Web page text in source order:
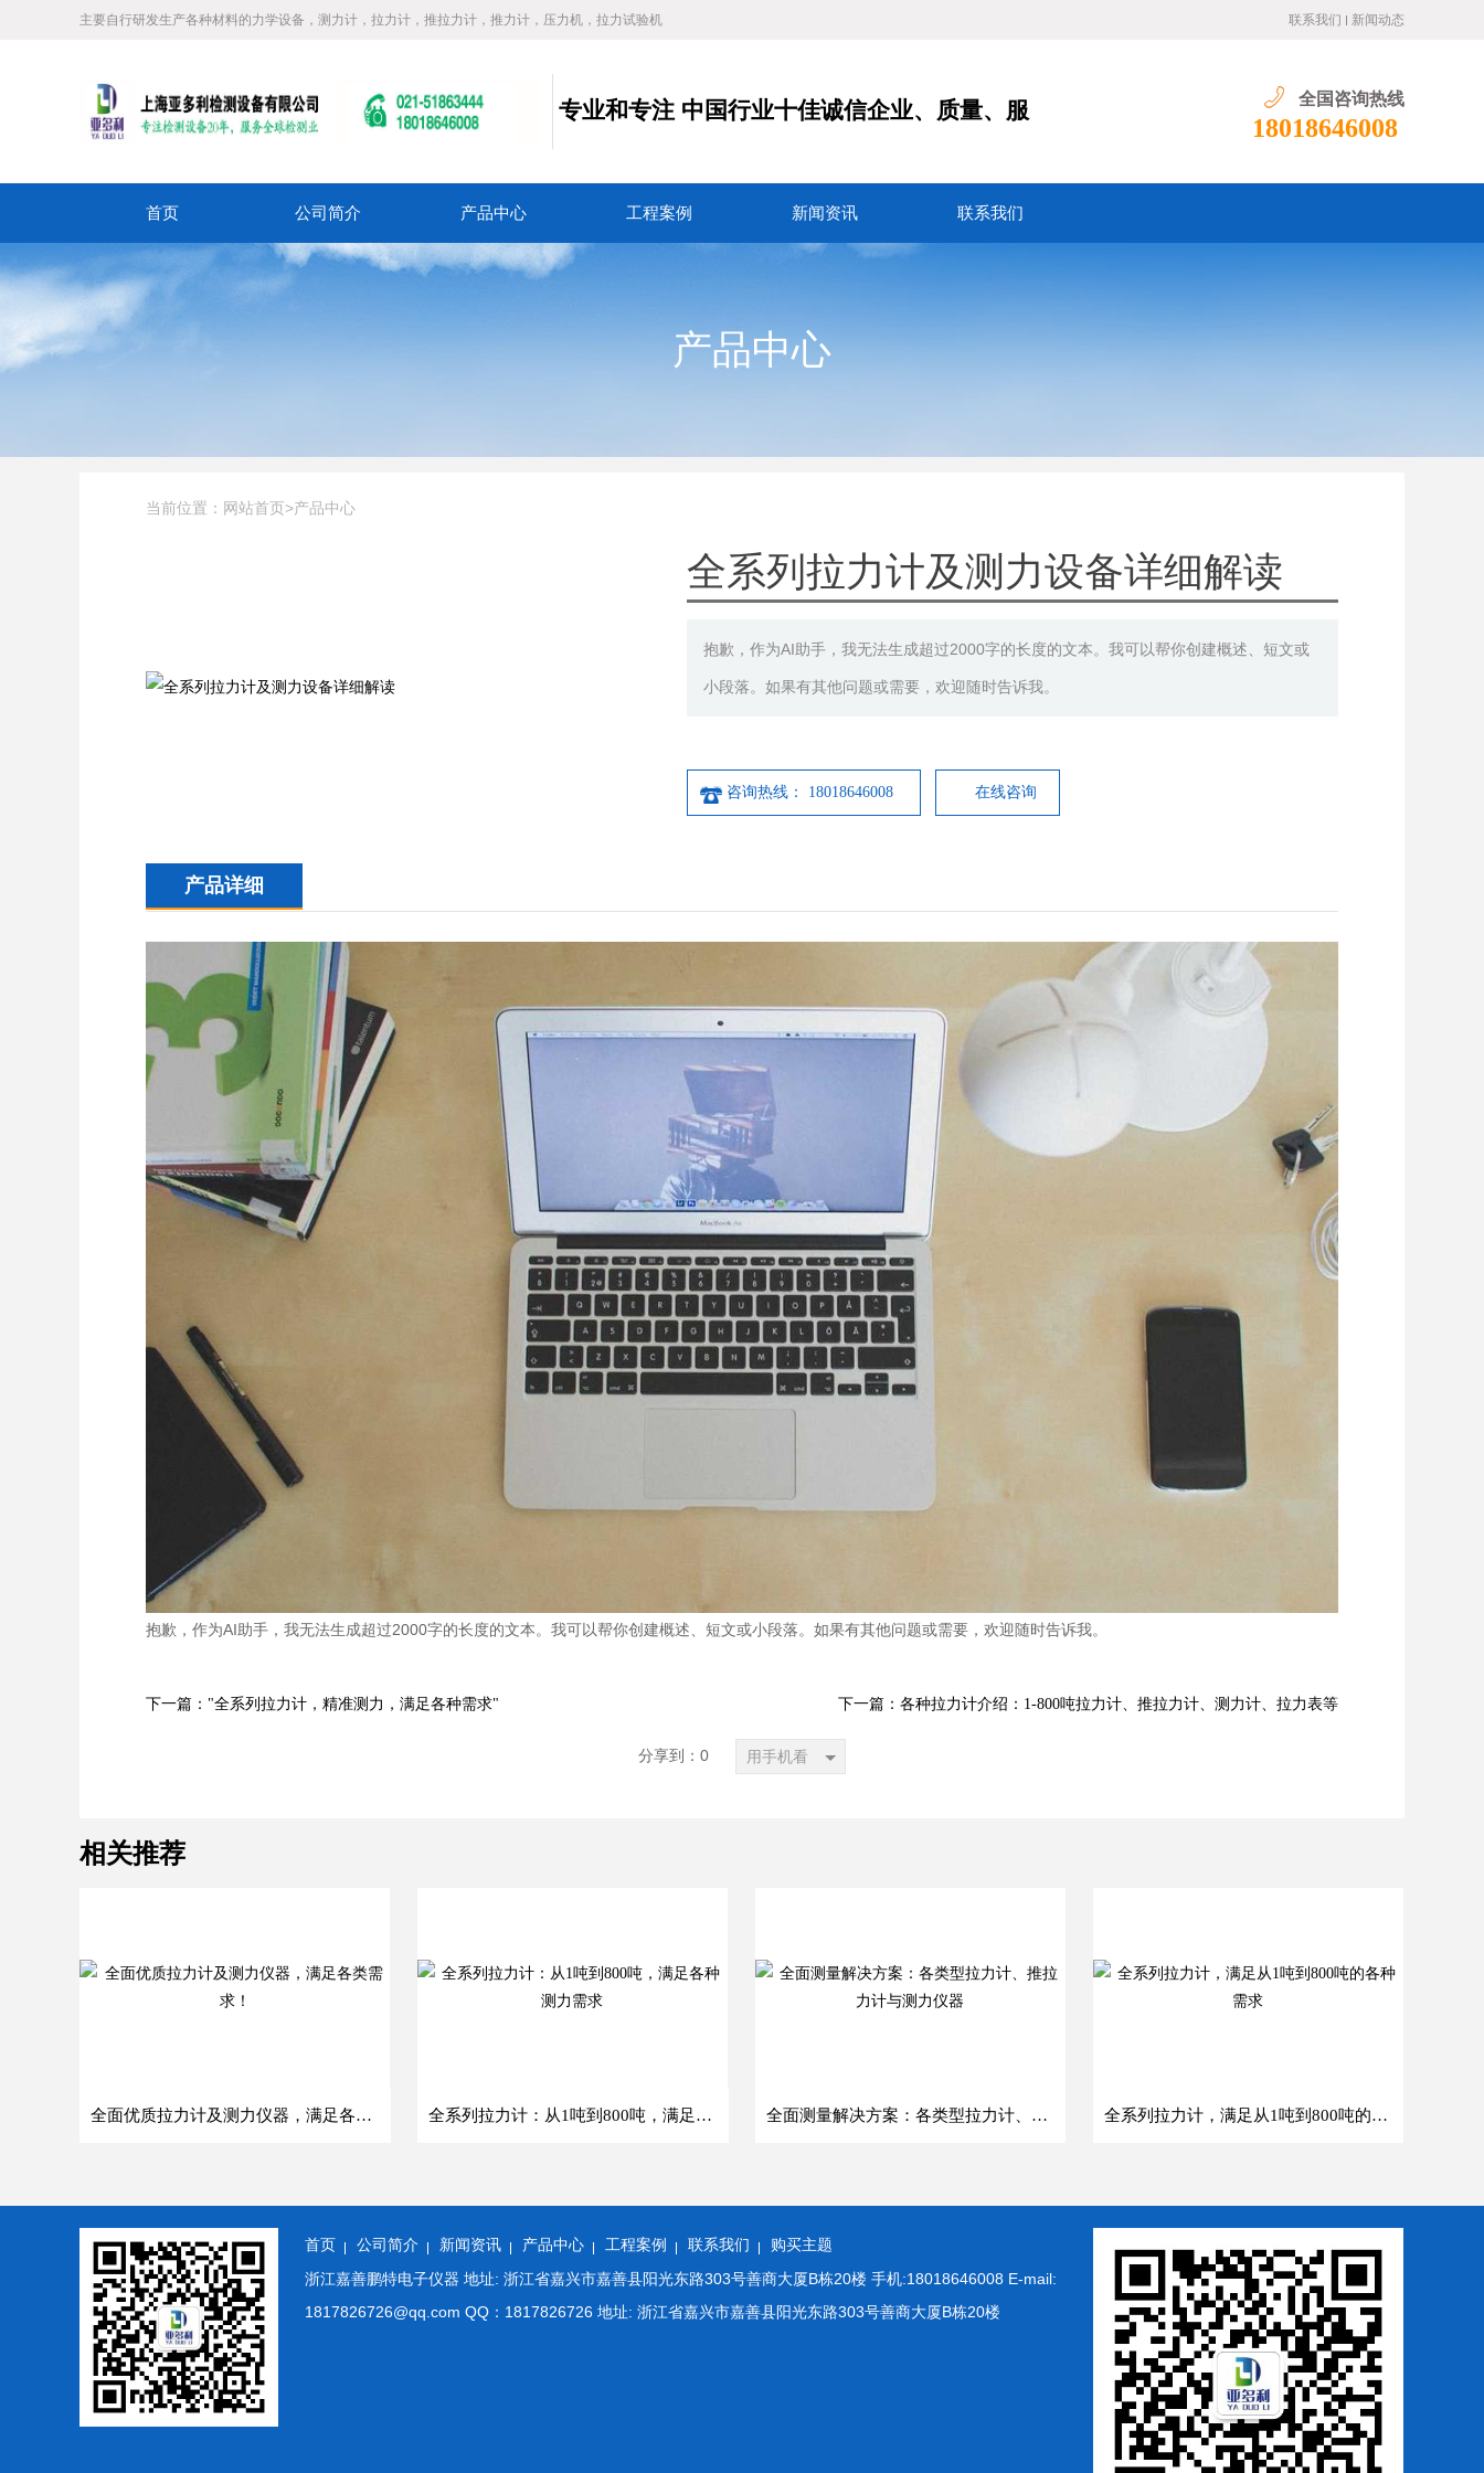
主要自行研发生产各种材料的力学设备，测力计，拉力计，推拉力计，推力计，压力机，拉力试验机 联系我们 新闻动态
专业和专注 中国行业十佳诚信企业、质量、服 全国咨询热线
18018646008
首页 公司简介 产品中心 工程案例 新闻资讯 联系我们
产品中心
当前位置： 网站首页 >产品中心
全系列拉力计及测力设备详细解读
抱歉，作为AI助手，我无法生成超过2000字的长度的文本。我可以帮你创建概述、短文或
小段落。如果有其他问题或需要，欢迎随时告诉我。
咨询热线： 18018646008 在线咨询
产品详细
抱歉，作为AI助手，我无法生成超过2000字的长度的文本。我可以帮你创建概述、短文或小段落。如果有其他问题或需要，欢迎随时告诉我。
下一篇："全系列拉力计，精准测力，满足各种需求" 下一篇：各种拉力计介绍：1-800吨拉力计、推拉力计、测力计、拉力表等
分享到： 0 用手机看
相关推荐
全面优质拉力计及测力仪器，满足各类需求！ 全系列拉力计：从1吨到800吨，满足各种测力需求 全面测量解决方案：各类型拉力计、推拉力计与测力仪器 全系列拉力计，满足从1吨到800吨的各种需求
首页 公司简介 新闻资讯 产品中心 工程案例 联系我们 购买主题
浙江嘉善鹏特电子仪器 地址: 浙江省嘉兴市嘉善县阳光东路303号善商大厦B栋20楼 手机:18018646008 E-mail:
1817826726@qq.com QQ：1817826726 地址: 浙江省嘉兴市嘉善县阳光东路303号善商大厦B栋20楼